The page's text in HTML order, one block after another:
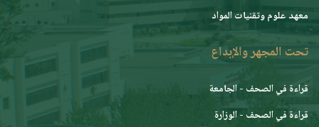
معهد علوم وتقنيات المواد
تحت المجهر والإبداع
قراءة في الصحف - الجامعة
قراءة في الصحف - الوزارة